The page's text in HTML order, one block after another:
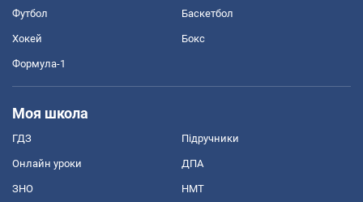
Футбол Баскетбол
Хокей Бокс
Формула-1
Моя школа
ГДЗ Підручники
Онлайн уроки ДПА
ЗНО НМТ